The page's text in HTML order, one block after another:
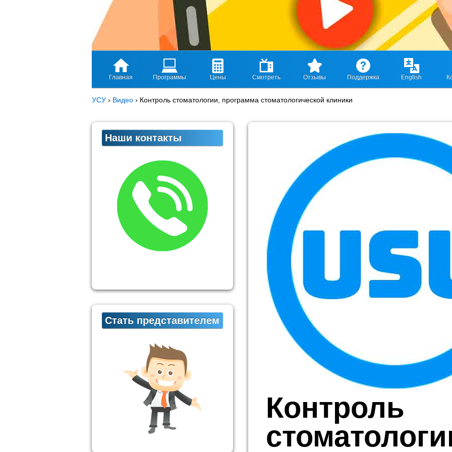
Главная Программы Цены Смотреть Отзывы Поддержка English
УСУ › Видео › Контроль стоматологии, программа стоматологической клиники
Контроль
Наши контакты
Стать представителем